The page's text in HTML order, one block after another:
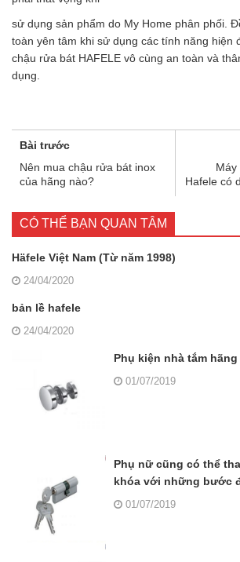
sử dụng sản phẩm do My Home phân phối.
toàn yên tâm khi sử dụng các tính năng hiện
chậu rửa bát HAFELE vô cùng an toàn và
dụng.
Bài trước
Nên mua chậu rửa bát inox
của hãng nào?
Máy
Hafele có
CÓ THỂ BẠN QUAN TÂM
Häfele Việt Nam (Từ năm 1998)
24/04/2020
bản lề hafele
24/04/2020
Phụ kiện nhà tắm
01/07/2019
Phụ nữ cũng có thể
khóa với những bước
01/07/2019